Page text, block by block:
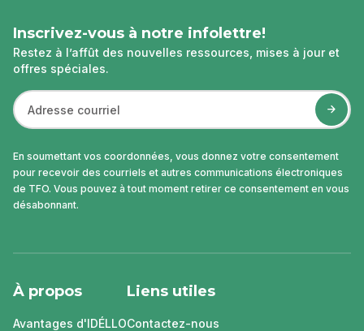
Inscrivez-vous à notre infolettre!
Restez à l’affût des nouvelles ressources, mises à jour et
offres spéciales.
En soumettant vos coordonnées, vous donnez votre consentement
pour recevoir des courriels et autres communications électroniques
de TFO. Vous pouvez à tout moment retirer ce consentement en vous
désabonnant.
À propos
Avantages d'IDÉLLO
Liens utiles
Contactez-nous